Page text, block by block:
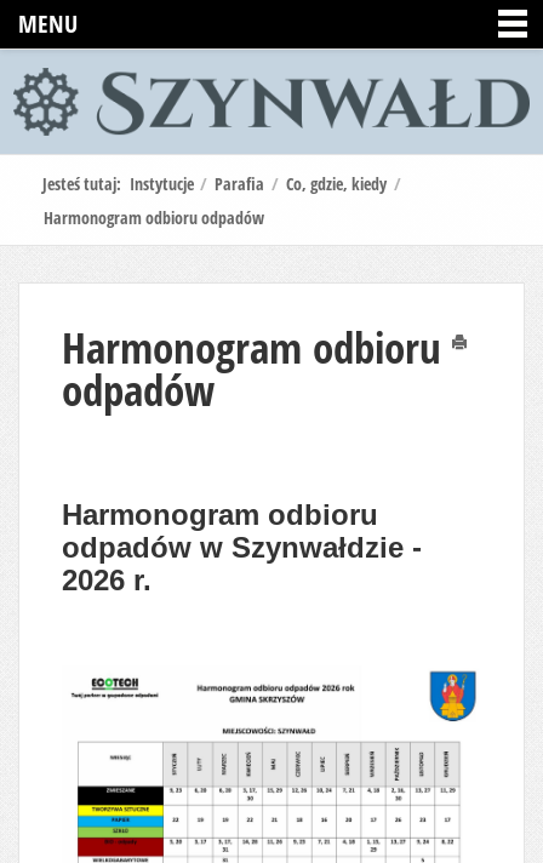
MENU
Jesteś tutaj: Instytucje / Parafia / Co, gdzie, kiedy /
Harmonogram odbioru odpadów
Harmonogram odbioru
odpadów
Harmonogram odbioru
odpadów w Szynwałdzie -
2026 r.